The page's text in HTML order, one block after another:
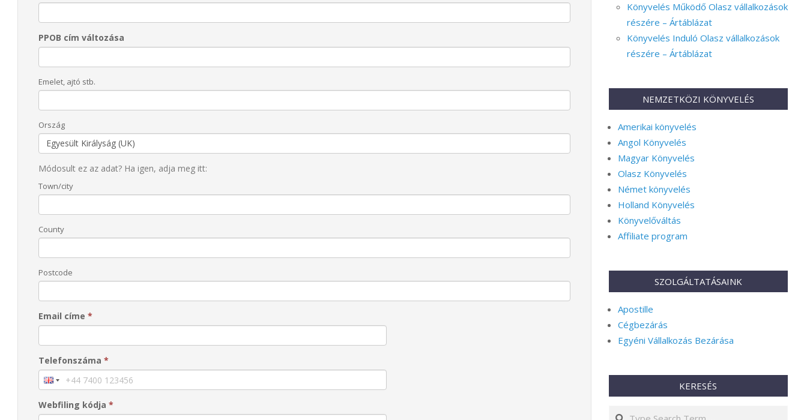
PPOB cím változása
Emelet, ajtó stb.
Ország
Módosult ez az adat? Ha igen, adja meg itt:
Town/city
County
Postcode
Email címe *
Telefonszáma *
Webfiling kódja *
Könyvelés Működő Olasz vállalkozások
részére – Ártáblázat
Könyvelés Induló Olasz vállalkozások
részére – Ártáblázat
NEMZETKÖZI KÖNYVELÉS
Amerikai könyvelés
Angol Könyvelés
Magyar Könyvelés
Olasz Könyvelés
Német könyvelés
Holland Könyvelés
Könyvelőváltás
Affiliate program
SZOLGÁLTATÁSAINK
Apostille
Cégbezárás
Egyéni Vállalkozás Bezárása
KERESÉS
Search